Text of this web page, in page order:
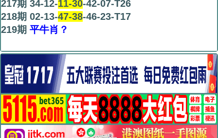
217期 34-12-11-30-42-07-T26
218期 02-13-47-38-46-23-T17
219期 平牛肖？